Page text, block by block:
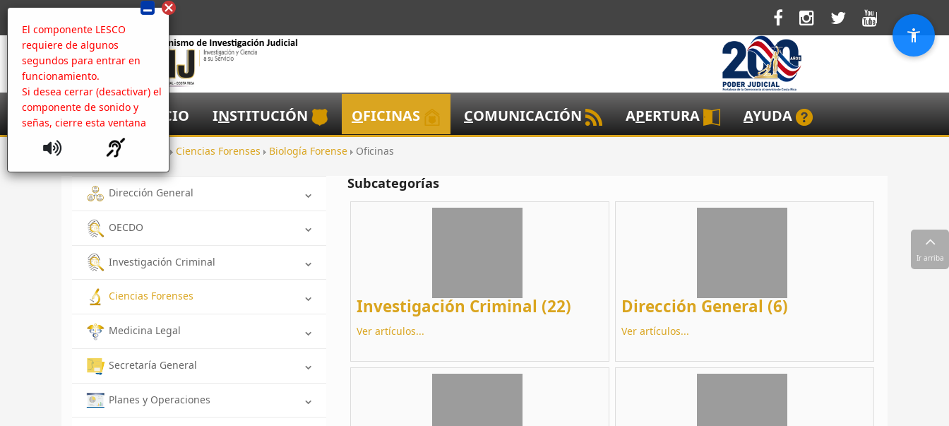
El componente LESCO
requiere de algunos
segundos para entrar en
funcionamiento.
Si desea cerrar (desactivar) el
componente de sonido y
señas, cierre esta ventana
NICIO INSTITUCIÓN OFICINAS COMUNICACIÓN APERTURA AYUDA
Inicio Ciencias Forenses Biología Forense Oficinas
Dirección General
OECDO
Investigación Criminal
Ciencias Forenses
Medicina Legal
Secretaría General
Planes y Operaciones
Subcategorías
Investigación Criminal (22)
Ver artículos...
Dirección General (6)
Ver artículos...
Ir arriba